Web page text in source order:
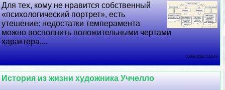
Для тех, кому не нравится собственный
«психологический портрет», есть
утешение: недостатки темперамента
можно восполнить положительными чертами
хаpaктера....
22 06 2026 2:17:16
История из жизни художника Уччелло